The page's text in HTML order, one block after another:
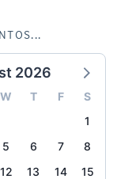
2026
W T F
S
1
5 6 7
8
12 13 14
15